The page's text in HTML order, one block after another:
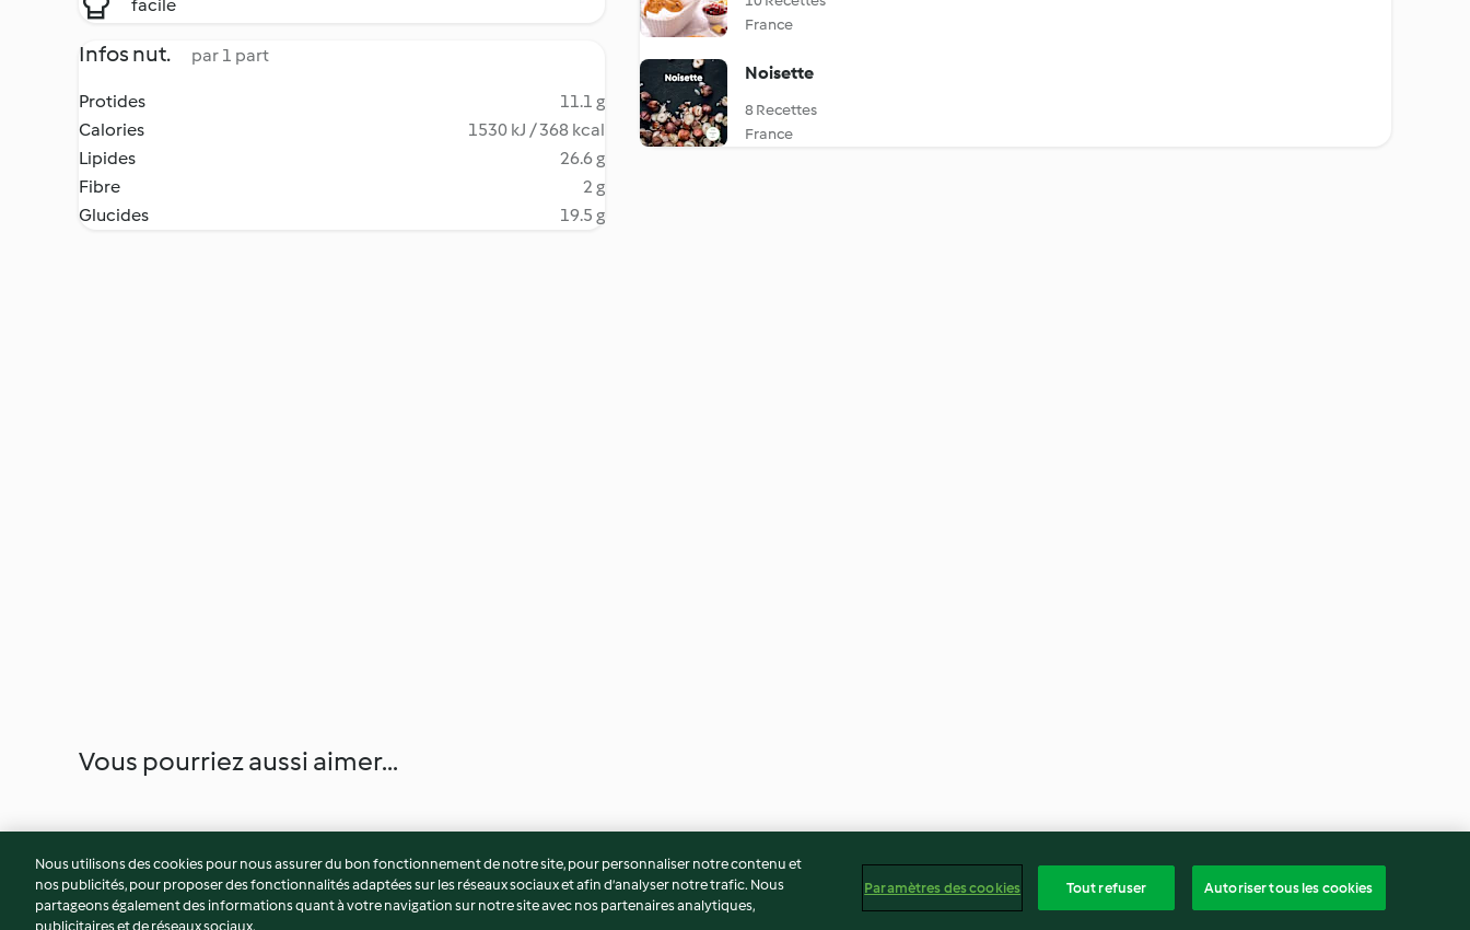
facile
Infos nut. par 1 part
Protides
11.1 g
Calories
1530 kJ / 368 kcal
Lipides
26.6 g
Fibre
2 g
Glucides
19.5 g
France
Noisette
8 Recettes
France
Vous pourriez aussi aimer...
Nous utilisons des cookies pour nous assurer du bon fonctionnement de notre site, pour personnaliser notre contenu et
nos publicités, pour proposer des fonctionnalités adaptées sur les réseaux sociaux et afin d’analyser notre trafic. Nous
partageons également des informations quant à votre navigation sur notre site avec nos partenaires analytiques,
publicitaires et de réseaux sociaux.
Paramètres des cookies Tout refuser Autoriser tous les cookies